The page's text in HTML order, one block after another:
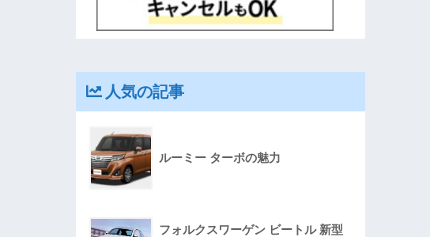
人気の記事
ルーミー ターボの魅力
フォルクスワーゲン ビートル 新型